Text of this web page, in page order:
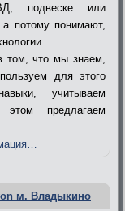
подвеске или
потому понимают,
том, что мы знаем,
для этого
учитываем
этом предлагаем
м. Владыкино